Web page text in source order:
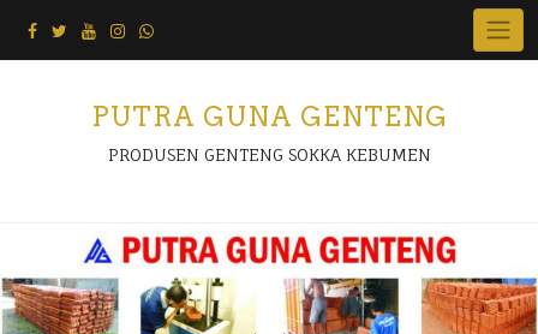
PUTRA GUNA GENTENG
PRODUSEN GENTENG SOKKA KEBUMEN